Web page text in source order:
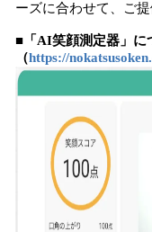
ーズに合わせて、ご提
■「AI笑顔測定器」に
（https://